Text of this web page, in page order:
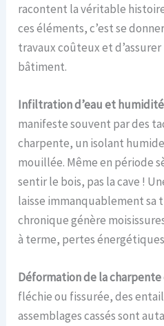
racontent la véritable
ces éléments, c’est se
travaux coûteux et
bâtiment.
Infiltration d’eau et
manifeste souvent par des
charpente, un isolant
mouillée. Même en période
sentir le bois, pas la cave !
laisse immanquablement sa
chronique génère
à terme, pertes
Déformation de la
fléchie ou fissurée, des
assemblages cassés sont